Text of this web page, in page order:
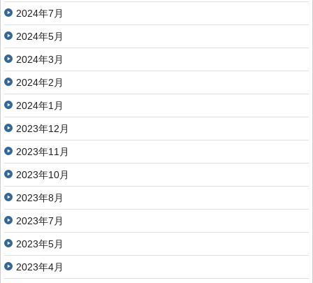
2024年7月
2024年5月
2024年3月
2024年2月
2024年1月
2023年12月
2023年11月
2023年10月
2023年8月
2023年7月
2023年5月
2023年4月